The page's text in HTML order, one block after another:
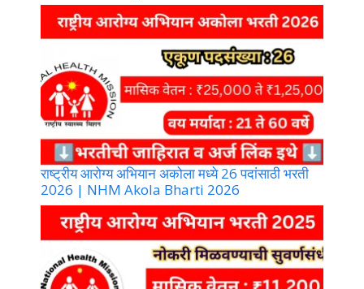
राष्ट्रीय आरोग्य अभियान अकोला मध्ये 26 पदांसाठी भरती
2026 | NHM Akola Bharti 2026